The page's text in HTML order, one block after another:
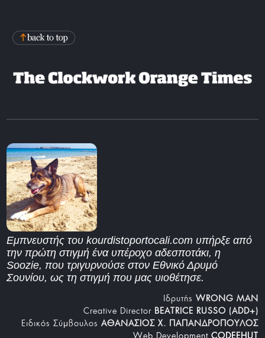
Εμπνευστής του kourdistoportocali.com υπήρξε από
την πρώτη στιγμή ένα υπέροχο αδεσποτάκι, η
Soozie, που τριγυρνούσε στον Εθνικό Δρυμό
Σουνίου, ως τη στιγμή που μας υιοθέτησε.
Iδρυτής WRONG MAN
Creative Director BEATRICE RUSSO (ADD+)
Ειδικός Σύμβουλος ΑΘΑΝΑΣΙΟΣ Χ. ΠΑΠΑΝΔΡΟΠΟΥΛΟΣ
Web Development CODEEHUT